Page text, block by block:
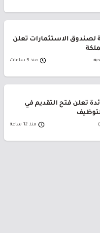
لصندوق الاستثمارات تعلن
منذ 9 ساعات
تعلن فتح التقديم في
منذ 12 ساعة